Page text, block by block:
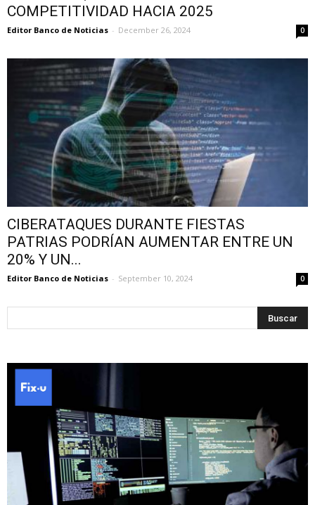
COMPETITIVIDAD HACIA 2025
Editor Banco de Noticias - December 26, 2024 0
CIBERATAQUES DURANTE FIESTAS
PATRIAS PODRÍAN AUMENTAR ENTRE UN
20% Y UN...
Editor Banco de Noticias - September 10, 2024 0